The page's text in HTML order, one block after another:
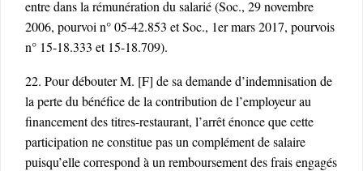
entre dans la rémunération du salarié (Soc., 29 novembre
2006, pourvoi n° 05-42.853 et Soc., 1er mars 2017, pourvois
n° 15-18.333 et 15-18.709).
22. Pour débouter M. [F] de sa demande d’indemnisation de
la perte du bénéfice de la contribution de l’employeur au
financement des titres-restaurant, l’arrêt énonce que cette
participation ne constitue pas un complément de salaire
puisqu’elle correspond à un remboursement des frais engagés